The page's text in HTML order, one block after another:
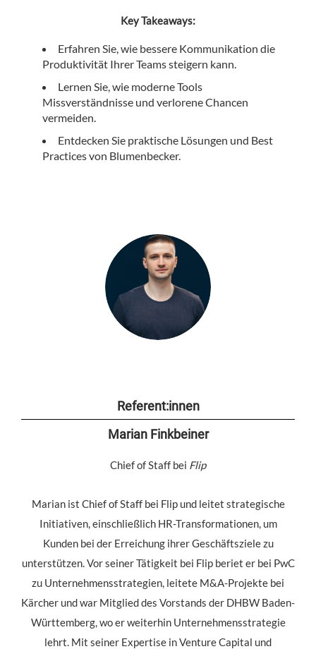
Key Takeaways:
Erfahren Sie, wie bessere Kommunikation die
Produktivität Ihrer Teams steigern kann.
Lernen Sie, wie moderne Tools
Missverständnisse und verlorene Chancen
vermeiden.
Entdecken Sie praktische Lösungen und Best
Practices von Blumenbecker.
Referent:innen
Marian Finkbeiner
Chief of Staff bei Flip
Marian ist Chief of Staff bei Flip und leitet strategische
Initiativen, einschließlich HR-Transformationen, um
Kunden bei der Erreichung ihrer Geschäftsziele zu
unterstützen. Vor seiner Tätigkeit bei Flip beriet er bei PwC
zu Unternehmensstrategien, leitete M&A-Projekte bei
Kärcher und war Mitglied des Vorstands der DHBW Baden-
Württemberg, wo er weiterhin Unternehmensstrategie
lehrt. Mit seiner Expertise in Venture Capital und